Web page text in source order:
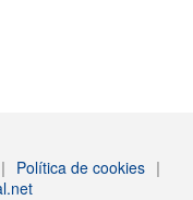
| Política de cookies |